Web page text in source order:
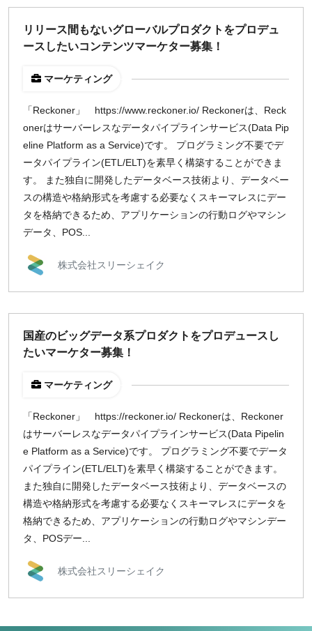
リリース間もないグローバルプロダクトをプロデュ
ースしたいコンテンツマーケター募集！
マーケティング
「Reckoner」 https://www.reckoner.io/ Reckonerは、Reck
onerはサーバーレスなデータパイプラインサービス(Data Pip
eline Platform as a Service)です。 プログラミング不要でデ
ータパイプライン(ETL/ELT)を素早く構築することができま
す。 また独自に開発したデータベース技術より、データベー
スの構造や格納形式を考慮する必要なくスキーマレスにデー
タを格納できるため、アプリケーションの行動ログやマシン
データ、POS...
株式会社スリーシェイク
国産のビッグデータ系プロダクトをプロデュースし
たいマーケター募集！
マーケティング
「Reckoner」 https://reckoner.io/ Reckonerは、Reckoner
はサーバーレスなデータパイプラインサービス(Data Pipelin
e Platform as a Service)です。 プログラミング不要でデータ
パイプライン(ETL/ELT)を素早く構築することができます。
また独自に開発したデータベース技術より、データベースの
構造や格納形式を考慮する必要なくスキーマレスにデータを
格納できるため、アプリケーションの行動ログやマシンデー
タ、POSデー...
株式会社スリーシェイク